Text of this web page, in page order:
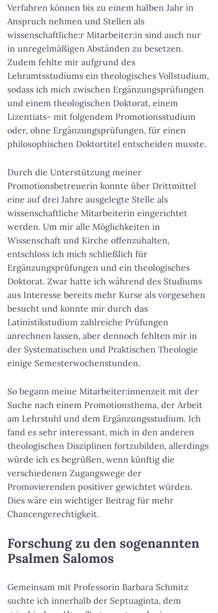
Verfahren können bis zu einem halben Jahr in
Anspruch nehmen und Stellen als
wissenschaftliche:r Mitarbeiter:in sind auch nur
in unregelmäßigen Abständen zu besetzen.
Zudem fehlte mir aufgrund des
Lehramtsstudiums ein theologisches Vollstudium,
sodass ich mich zwischen Ergänzungsprüfungen
und einem theologischen Doktorat, einem
Lizentiats- mit folgendem Promotionsstudium
oder, ohne Ergänzungsprüfungen, für einen
philosophischen Doktortitel entscheiden musste.
Durch die Unterstützung meiner
Promotionsbetreuerin konnte über Drittmittel
eine auf drei Jahre ausgelegte Stelle als
wissenschaftliche Mitarbeiterin eingerichtet
werden. Um mir alle Möglichkeiten in
Wissenschaft und Kirche offenzuhalten,
entschloss ich mich schließlich für
Ergänzungsprüfungen und ein theologisches
Doktorat. Zwar hatte ich während des Studiums
aus Interesse bereits mehr Kurse als vorgesehen
besucht und konnte mir durch das
Latinistikstudium zahlreiche Prüfungen
anrechnen lassen, aber dennoch fehlten mir in
der Systematischen und Praktischen Theologie
einige Semesterwochenstunden.
So begann meine Mitarbeiter:innenzeit mit der
Suche nach einem Promotionsthema, der Arbeit
am Lehrstuhl und dem Ergänzungsstudium. Ich
fand es sehr interessant, mich in den anderen
theologischen Disziplinen fortzubilden, allerdings
würde ich es begrüßen, wenn künftig die
verschiedenen Zugangswege der
Promovierenden positiver gewichtet würden.
Dies wäre ein wichtiger Beitrag für mehr
Chancengerechtigkeit.
Forschung zu den sogenannten
Psalmen Salomos
Gemeinsam mit Professorin Barbara Schmitz
suchte ich innerhalb der Septuaginta, dem